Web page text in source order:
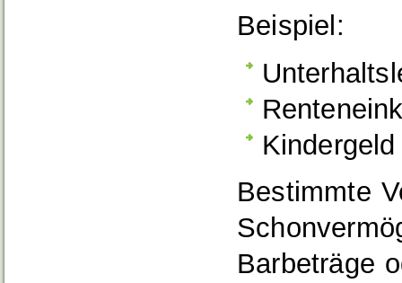
Beispiel:
Kindergeld
Bestimmte
Barbeträge